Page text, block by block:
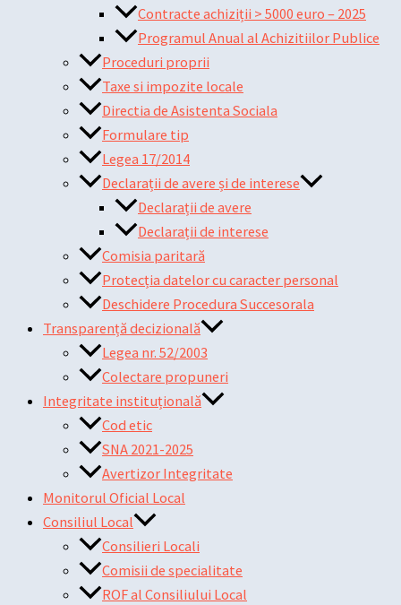
Contracte achiziții > 5000 euro – 2025
Programul Anual al Achizitiilor Publice
Proceduri proprii
Taxe si impozite locale
Directia de Asistenta Sociala
Formulare tip
Legea 17/2014
Declarații de avere și de interese
Declarații de avere
Declarații de interese
Comisia paritară
Protecția datelor cu caracter personal
Deschidere Procedura Succesorala
Transparență decizională
Legea nr. 52/2003
Colectare propuneri
Integritate instituțională
Cod etic
SNA 2021-2025
Avertizor Integritate
Monitorul Oficial Local
Consiliul Local
Consilieri Locali
Comisii de specialitate
ROF al Consiliului Local